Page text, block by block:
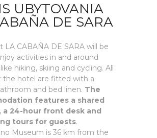
UBYTOVANIA
DE SARA
LA CABAÑA DE SARA will be
activities in and around
hiking, skiing and cycling. All
the hotel are fitted with a
and bed linen. The
features a shared
a 24-hour front desk and
tours for guests.
Museum is 36 km from the